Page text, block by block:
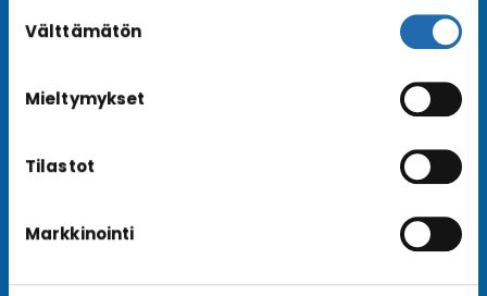
evästeasetuksiesi hyväksyntää sivuston
linkistä.
valinta
Välttämätön
Mieltymykset
Tilastot
Markkinointi
Lähetä tarjouspyyntö
Usein kysyttyä